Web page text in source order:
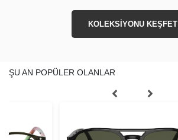
KOLEKSİYONU KEŞFET
ŞU AN POPÜLER OLANLAR